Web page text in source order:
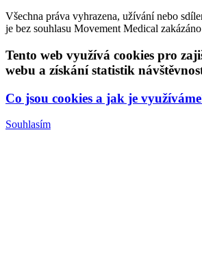
Všechna práva vyhrazena, užívání nebo
je bez souhlasu Movement Medical
Tento web využívá cookies pro
webu a získání statistik
Co jsou cookies a jak je
Souhlasím